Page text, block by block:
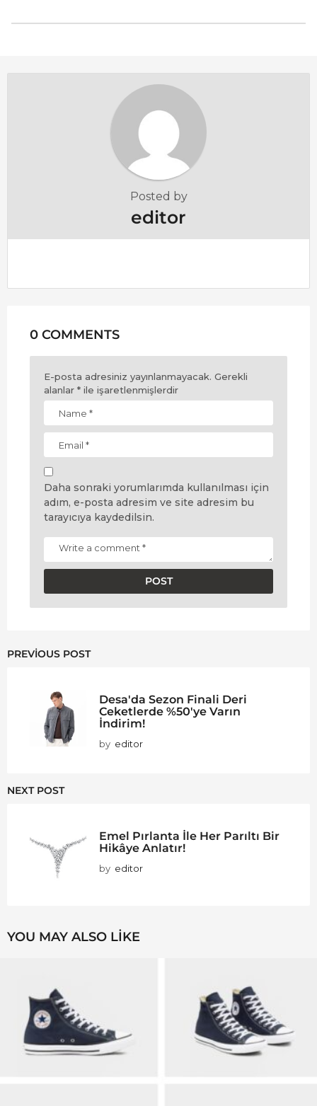
t
Posted by
editor
0 COMMENTS
E-posta adresiniz yayınlanmayacak. Gerekli
alanlar * ile işaretlenmişlerdir
Daha sonraki yorumlarımda kullanılması için
adım, e-posta adresim ve site adresim bu
tarayıcıya kaydedilsin.
PREVIOUS POST
Desa'da Sezon Finali Deri
Ceketlerde %50'ye Varın
İndirim!
by editor
NEXT POST
Emel Pırlanta İle Her Parıltı Bir
Hikâye Anlatır!
by editor
YOU MAY ALSO LIKE